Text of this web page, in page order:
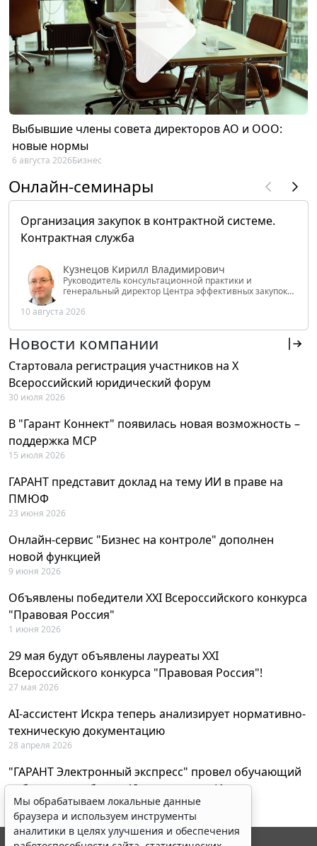
Выбывшие члены совета директоров АО и ООО:
новые нормы
6 августа 2026Бизнес
Онлайн-семинары
Организация закупок в контрактной системе.
Контрактная служба
Кузнецов Кирилл Владимирович
Руководитель консультационной практики и
генеральный директор Центра эффективных закупок
РФ
10 августа 2026
Новости компании
Стартовала регистрация участников на X
Всероссийский юридический форум
30 июля 2026
В "Гарант Коннект" появилась новая возможность –
поддержка MCP
15 июля 2026
ГАРАНТ представит доклад на тему ИИ в праве на
ПМЮФ
23 июня 2026
Онлайн-сервис "Бизнес на контроле" дополнен
новой функцией
9 июня 2026
Объявлены победители XXI Всероссийского конкурса
"Правовая Россия"
1 июня 2026
29 мая будут объявлены лауреаты XXI
Всероссийского конкурса "Правовая Россия"!
27 мая 2026
AI-ассистент Искра теперь анализирует нормативно-
техническую документацию
28 апреля 2026
"ГАРАНТ Электронный экспресс" провел обучающий
вебинар по работе с AI-ассистентом Искра
23 апреля 2026
Мы обрабатываем локальные данные
браузера и используем инструменты
аналитики в целях улучшения и обеспечения